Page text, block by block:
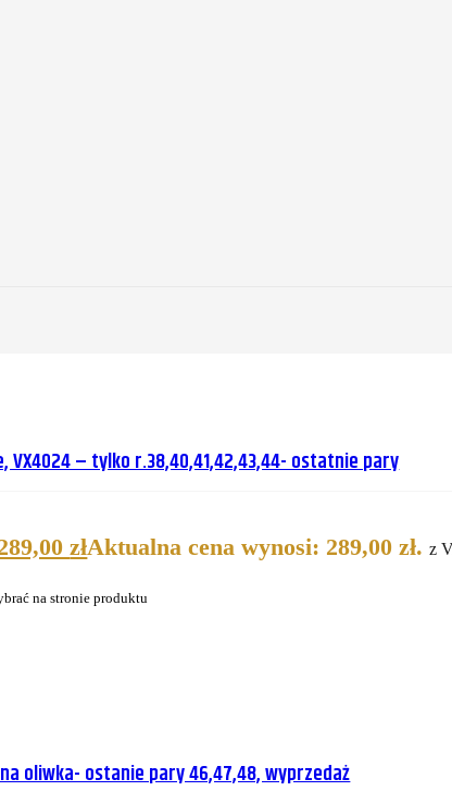
VX4024 – tylko r.38,40,41,42,43,44- ostatnie pary
złAktualna cena wynosi: 289,00 zł. z
na stronie produktu
oliwka- ostanie pary 46,47,48, wyprzedaż